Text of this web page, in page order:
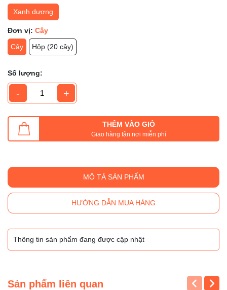
Xanh dương
Đơn vị: Cây
Cây
Hộp (20 cây)
Số lượng:
- +
THÊM VÀO GIỎ
Giao hàng tận nơi miễn phí
MÔ TẢ SẢN PHẨM
HƯỚNG DẪN MUA HÀNG
Thông tin sản phẩm đang được cập nhật
Sản phẩm liên quan